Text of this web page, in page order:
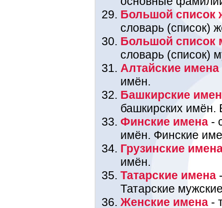
Большой список
словарь (список)
Большой список
словарь (список)
Алтайские имена
имён.
Башкирские
башкирских имён.
Финские имена -
имён. Финские
Грузинские
имён.
Татарские имена
Татарские
Женские имена -